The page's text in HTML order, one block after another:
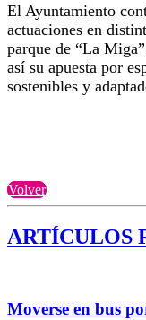
El Ayuntamiento
actuaciones en
parque de “La
así su apuesta por
sostenibles y
Volver
ARTÍCULOS
Moverse en bus